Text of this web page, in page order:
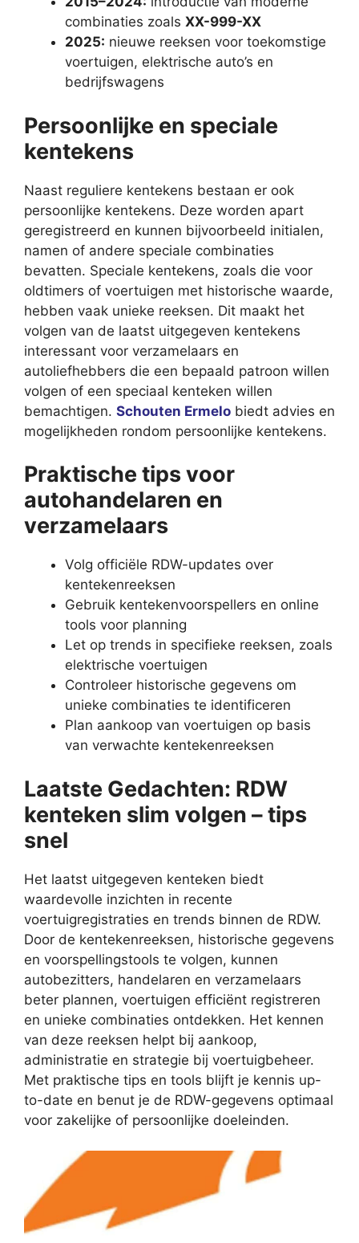
combinaties zoals XX-999-XX
2025: nieuwe reeksen voor toekomstige
voertuigen, elektrische auto’s en
bedrijfswagens
Persoonlijke en speciale
kentekens
Naast reguliere kentekens bestaan er ook
persoonlijke kentekens. Deze worden apart
geregistreerd en kunnen bijvoorbeeld initialen,
namen of andere speciale combinaties
bevatten. Speciale kentekens, zoals die voor
oldtimers of voertuigen met historische waarde,
hebben vaak unieke reeksen. Dit maakt het
volgen van de laatst uitgegeven kentekens
interessant voor verzamelaars en
autoliefhebbers die een bepaald patroon willen
volgen of een speciaal kenteken willen
bemachtigen. Schouten Ermelo biedt advies en
mogelijkheden rondom persoonlijke kentekens.
Praktische tips voor
autohandelaren en
verzamelaars
Volg officiële RDW-updates over
kentekenreeksen
Gebruik kentekenvoorspellers en online
tools voor planning
Let op trends in specifieke reeksen, zoals
elektrische voertuigen
Controleer historische gegevens om
unieke combinaties te identificeren
Plan aankoop van voertuigen op basis
van verwachte kentekenreeksen
Laatste Gedachten: RDW
kenteken slim volgen – tips
snel
Het laatst uitgegeven kenteken biedt
waardevolle inzichten in recente
voertuigregistraties en trends binnen de RDW.
Door de kentekenreeksen, historische gegevens
en voorspellingstools te volgen, kunnen
autobezitters, handelaren en verzamelaars
beter plannen, voertuigen efficiënt registreren
en unieke combinaties ontdekken. Het kennen
van deze reeksen helpt bij aankoop,
administratie en strategie bij voertuigbeheer.
Met praktische tips en tools blijft je kennis up-
to-date en benut je de RDW-gegevens optimaal
voor zakelijke of persoonlijke doeleinden.